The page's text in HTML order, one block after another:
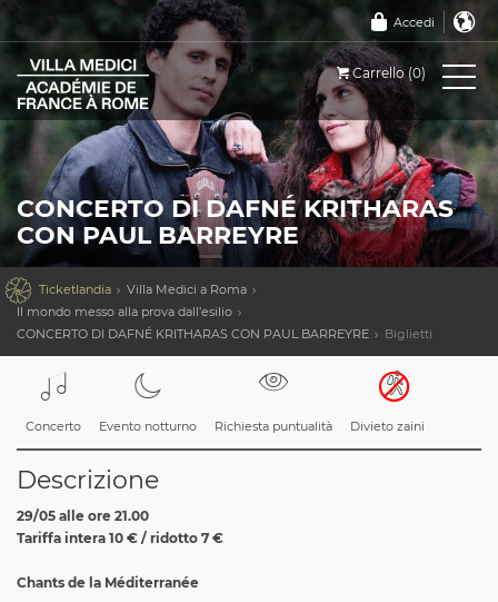
Accedi
Carrello (0)
CONCERTO DI DAFNÉ KRITHARAS
CON PAUL BARREYRE
 Ticketlandia
Villa Medici a Roma
Il mondo messo alla prova dall’esilio
CONCERTO DI DAFNÉ KRITHARAS CON PAUL BARREYRE
Biglietti
Concerto Evento notturno Richiesta puntualità Divieto zaini
Descrizione
29/05 alle ore 21.00
Tariffa intera 10 € / ridotto 7 €
Chants de la Méditerranée